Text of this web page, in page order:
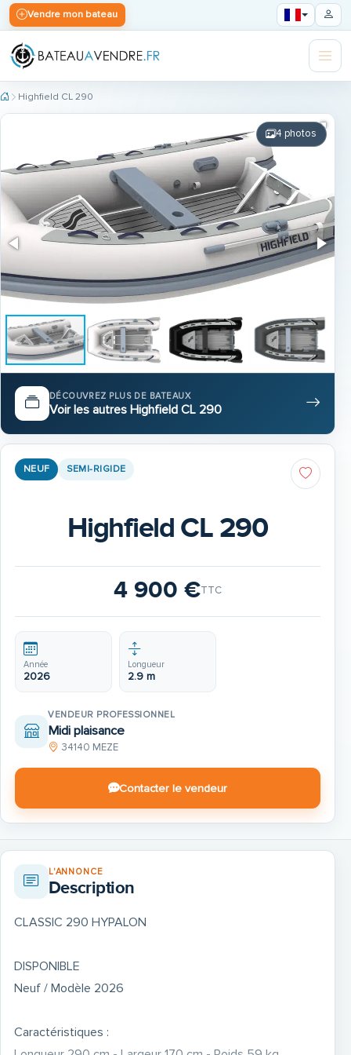
Vendre mon bateau
Highfield CL 290
4 photos
DÉCOUVREZ PLUS DE BATEAUX
Voir les autres Highfield CL 290
NEUF SEMI-RIGIDE
Highfield CL 290
4 900 €TTC
Année
2026
Longueur
2.9 m
VENDEUR PROFESSIONNEL
Midi plaisance
34140 MEZE
Contacter le vendeur
L'ANNONCE
Description
CLASSIC 290 HYPALON
DISPONIBLE
Neuf / Modèle 2026
Caractéristiques :